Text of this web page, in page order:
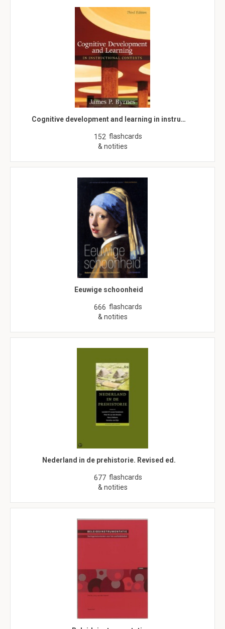
Cognitive development and learning in instru…
152 flashcards
& notities
Eeuwige schoonheid
666 flashcards
& notities
Nederland in de prehistorie. Revised ed.
677 flashcards
& notities